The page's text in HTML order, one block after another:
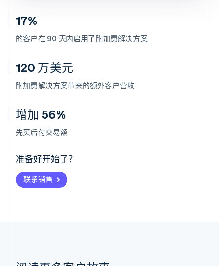
17%
的客户在 90 天内启用了附加费解决方案
120 万美元
附加费解决方案带来的额外客户营收
增加 56%
先买后付交易额
准备好开始了？
联系销售
阿联酋
爱尔兰
爱沙尼亚
English
奥地利
Deutsch English
Nederlands Français Deutsch